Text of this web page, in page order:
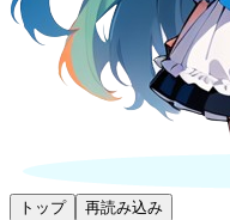
トップ 再読み込み